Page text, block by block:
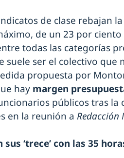
de clase rebajan
de un 23 por
todas las categorías
suele ser el colectivo que
propuesta por
hay margen
públicos tras la
en la reunión a Redacción
‘trece’ con las 35